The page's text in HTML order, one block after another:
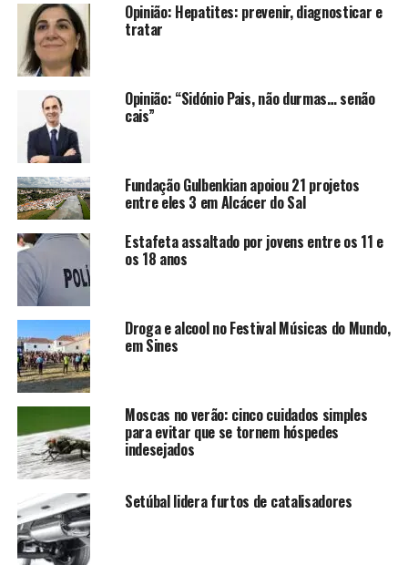
Opinião: Hepatites: prevenir, diagnosticar e
tratar
Opinião: “Sidónio Pais, não durmas… senão
cais”
Fundação Gulbenkian apoiou 21 projetos
entre eles 3 em Alcácer do Sal
Estafeta assaltado por jovens entre os 11 e
os 18 anos
Droga e alcool no Festival Músicas do Mundo,
em Sines
Moscas no verão: cinco cuidados simples
para evitar que se tornem hóspedes
indesejados
Setúbal lidera furtos de catalisadores